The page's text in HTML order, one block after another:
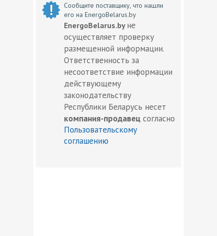
Сообщите поставщику, что нашли
его на EnergoBelarus.by
EnergoBelarus.by не
осуществляет проверку
размещенной информации.
Ответственность за
несоответствие информации
действующему
законодательству
Республики Беларусь несет
компания-продавец согласно
Пользовательскому
соглашению